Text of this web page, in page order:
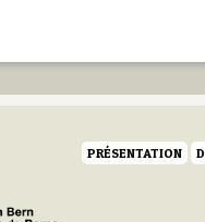
PRÉSENTATION